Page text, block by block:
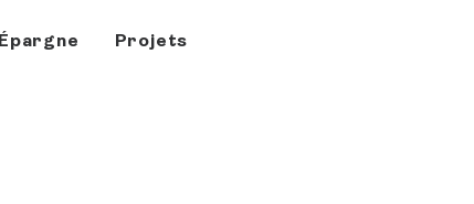
Épargne Projets